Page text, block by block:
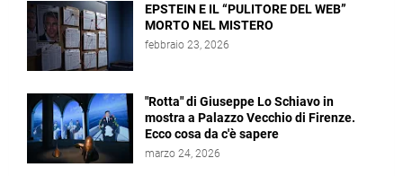
EPSTEIN E IL “PULITORE DEL WEB”
MORTO NEL MISTERO
febbraio 23, 2026
"Rotta" di Giuseppe Lo Schiavo in
mostra a Palazzo Vecchio di Firenze.
Ecco cosa da c'è sapere
marzo 24, 2026